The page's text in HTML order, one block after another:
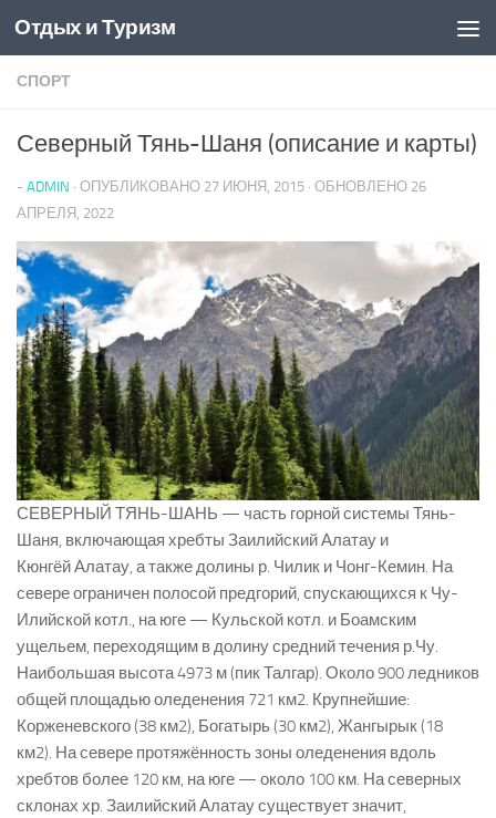
Перейти к содержимому
Отдых и Туризм
СПОРТ
Северный Тянь-Шаня (описание и карты)
- ADMIN · ОПУБЛИКОВАНО 27 ИЮНЯ, 2015 · ОБНОВЛЕНО 26
АПРЕЛЯ, 2022
СЕВЕРНЫЙ ТЯНЬ-ШАНЬ — часть горной системы Тянь-
Шаня, включающая хребты Заилийский Алатау и
Кюнгёй Алатау, а также долины р. Чилик и Чонг-Кемин. На
севере ограничен полосой предгорий, спускающихся к Чу-
Илийской котл., на юге — Кульской котл. и Боамским
ущельем, переходящим в долину средний течения р.Чу.
Наибольшая высота 4973 м (пик Талгар). Около 900 ледников
общей площадью оледенения 721 км2. Крупнейшие:
Корженевского (38 км2), Богатырь (30 км2), Жангырык (18
км2). На севере протяжённость зоны оледенения вдоль
хребтов более 120 км, на юге — около 100 км. На северных
склонах хр. Заилийский Алатау существует значит,